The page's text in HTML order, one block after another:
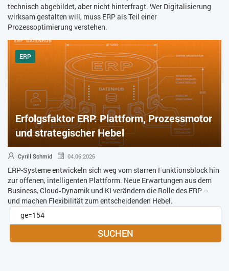
technisch abgebildet, aber nicht hinterfragt. Wer Digitalisierung
wirksam gestalten will, muss ERP als Teil einer
Prozessoptimierung verstehen.
ERP
Erfolgsfaktor ERP: Plattform, Prozessmotor
und strategischer Hebel
Cyrill Schmid 04.06.2026
ERP-Systeme entwickeln sich weg vom starren Funktionsblock hin
zur offenen, intelligenten Plattform. Neue Erwartungen aus dem
Business, Cloud‑Dynamik und KI verändern die Rolle des ERP –
und machen Flexibilität zum entscheidenden Hebel.
SUCHEN